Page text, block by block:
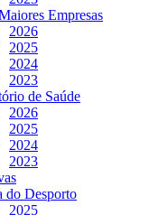
Empresas
2026
2025
2024
2023
de Saúde
2026
2025
2024
2023
do Desporto
2025